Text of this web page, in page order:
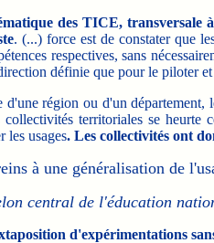
des TICE, transversale
. (...) force est de constater que
respectives, sans
définie que pour le piloter
d'une région ou d'un département,
collectivités territoriales se heurte
les usages. Les collectivités ont
à une généralisation de
central de l'éducation
d'expérimentations